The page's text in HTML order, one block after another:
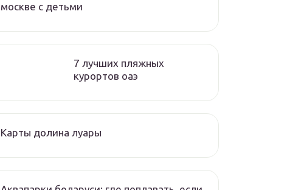
москве с детьми
7 лучших пляжных
курортов оаэ
Карты долина луары